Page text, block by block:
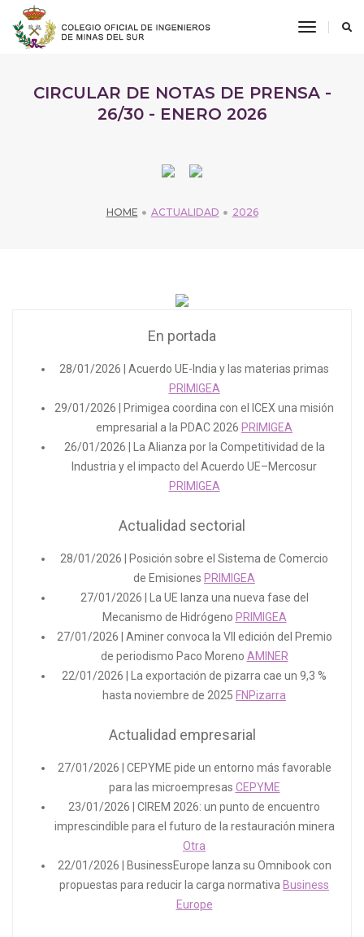
toggle
CIRCULAR DE NOTAS DE PRENSA -
26/30 - ENERO 2026
HOME ACTUALIDAD 2026
En portada
28/01/2026 | Acuerdo UE-India y las materias primas
PRIMIGEA
29/01/2026 | Primigea coordina con el ICEX una misión
empresarial a la PDAC 2026 PRIMIGEA
26/01/2026 | La Alianza por la Competitividad de la
Industria y el impacto del Acuerdo UE–Mercosur
PRIMIGEA
Actualidad sectorial
28/01/2026 | Posición sobre el Sistema de Comercio
de Emisiones PRIMIGEA
27/01/2026 | La UE lanza una nueva fase del
Mecanismo de Hidrógeno PRIMIGEA
27/01/2026 | Aminer convoca la VII edición del Premio
de periodismo Paco Moreno AMINER
22/01/2026 | La exportación de pizarra cae un 9,3 %
hasta noviembre de 2025 FNPizarra
Actualidad empresarial
27/01/2026 | CEPYME pide un entorno más favorable
para las microempresas CEPYME
23/01/2026 | CIREM 2026: un punto de encuentro
imprescindible para el futuro de la restauración minera
Otra
22/01/2026 | BusinessEurope lanza su Omnibook con
propuestas para reducir la carga normativa Business
Europe